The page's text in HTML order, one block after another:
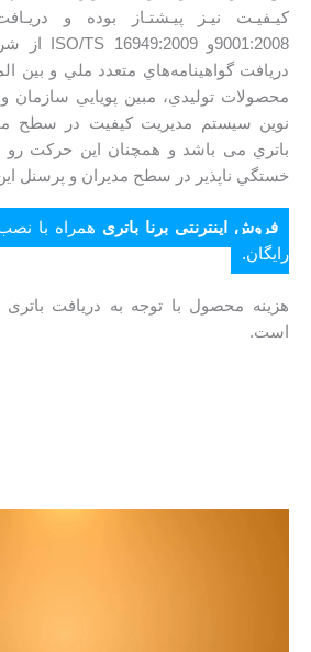
دريافت گواهينامه‌هاي متعدد ملي و
محصولات توليدي، مبين پويايي سازمان و
نوين سیستم مديريت کیفیت در سطح
باتري می باشد و همچنان اين حركت رو
خستگي ناپذير در سطح مدیران و پرسنل
فروش اینترنتی برنا باتری همراه با
رایگان.
هزینه محصول با توجه به دریافت
است.